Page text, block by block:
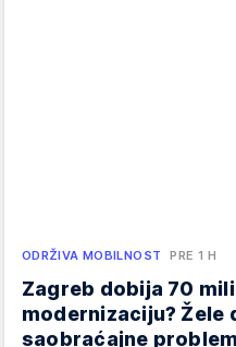
ODRŽIVA MOBILNOST PRE 1 H
Zagreb dobija 70
modernizaciju? Žele
saobraćajne